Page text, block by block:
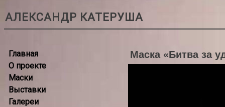
АЛЕКСАНДР КАТЕРУША
Главная
О проекте
Маски
Выставки
Галереи
Маска «Битва за